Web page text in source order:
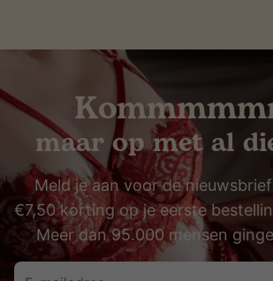
maar op met al
Meld je aan voor de
€7,50 korting op je eerste
Meer dan 95.000 mensen